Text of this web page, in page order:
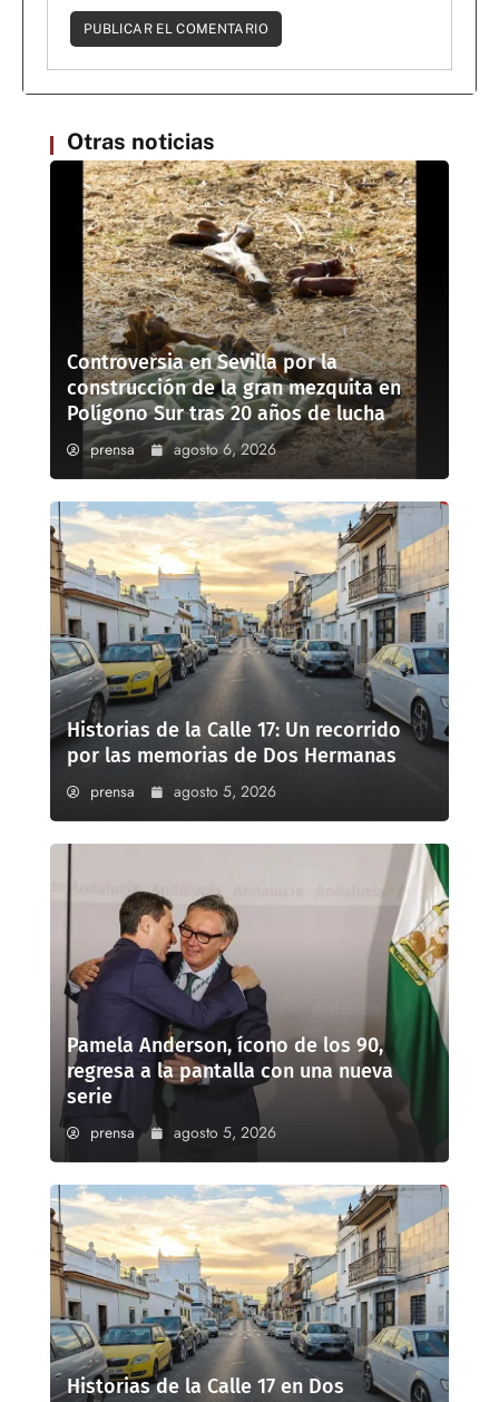
Otras noticias
Controversia en Sevilla por la
construcción de la gran mezquita en
Polígono Sur tras 20 años de lucha
prensa agosto 6, 2026
Historias de la Calle 17: Un recorrido
por las memorias de Dos Hermanas
prensa agosto 5, 2026
Pamela Anderson, ícono de los 90,
regresa a la pantalla con una nueva
serie
prensa agosto 5, 2026
Historias de la Calle 17 en Dos